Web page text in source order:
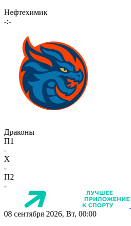
Нефтехимик
-:-
Драконы
П1
-
X
-
П2
-
08 сентября 2026, Вт, 00:00